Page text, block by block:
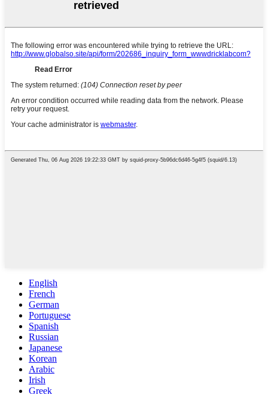
English
French
German
Portuguese
Spanish
Russian
Japanese
Korean
Arabic
Irish
Greek